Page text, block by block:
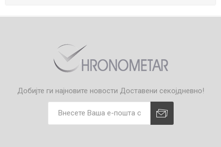
Добијте ги најновите новости Доставени секојдневно!